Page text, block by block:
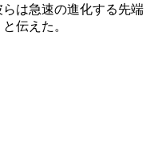
は急速の進化する先端
伝えた。